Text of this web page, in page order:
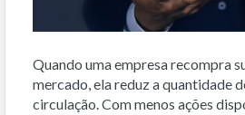
Quando uma empresa recompra
mercado, ela reduz a quantidade
circulação. Com menos ações